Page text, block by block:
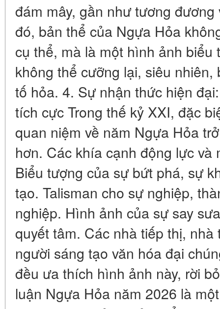
đám mây, gần như tương
đó, bản thể của Ngựa Hỏa
cụ thể, mà là một hình ảnh
không thể cưỡng lại, siêu
tố hỏa. 4. Sự nhận thức hiện
tích cực Trong thế kỷ XXI, đặc
quan niệm về năm Ngựa Hỏa
hơn. Các khía cạnh động lực và
Biểu tượng của sự bứt phá, sự
tạo. Talisman cho sự nghiệp,
nghiệp. Hình ảnh của sự say
quyết tâm. Các nhà tiếp thị,
người sáng tạo văn hóa đại
đều ưa thích hình ảnh này, rời
luận Ngựa Hỏa năm 2026 là